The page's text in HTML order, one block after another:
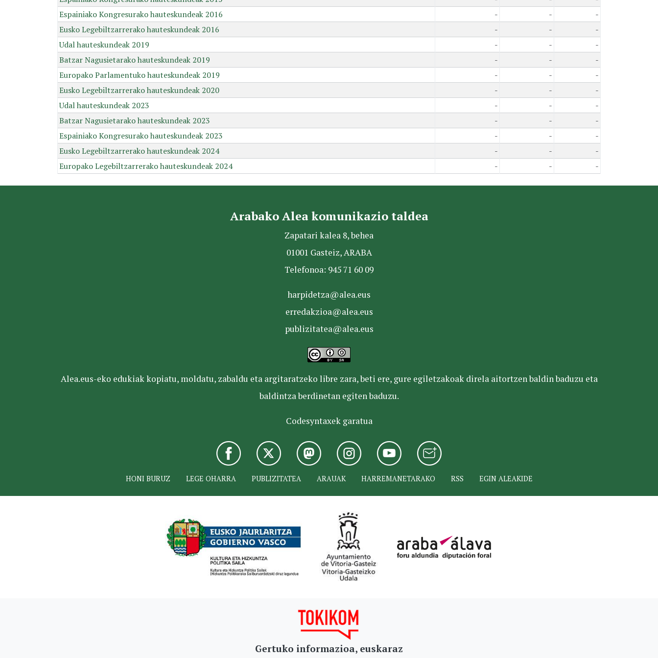
Espainiako Kongresurako hauteskundeak 2016
- -
-
Eusko Legebiltzarrerako hauteskundeak 2016
- -
-
Udal hauteskundeak 2019
- -
-
Batzar Nagusietarako hauteskundeak 2019
- -
-
Europako Parlamentuko hauteskundeak 2019
- -
-
Eusko Legebiltzarrerako hauteskundeak 2020
- -
-
Udal hauteskundeak 2023
- -
-
Batzar Nagusietarako hauteskundeak 2023
- -
-
Espainiako Kongresurako hauteskundeak 2023
- -
-
Eusko Legebiltzarrerako hauteskundeak 2024
- -
-
Europako Legebiltzarrerako hauteskundeak 2024
- - -
Arabako Alea komunikazio taldea
Zapatari kalea 8, behea
01001 Gasteiz, ARABA
Telefonoa: 945 71 60 09
harpidetza@alea.eus
erredakzioa@alea.eus
publizitatea@alea.eus
Alea.eus-eko edukiak kopiatu, moldatu, zabaldu eta argitaratzeko libre zara, beti ere, gure egiletzakoak direla aitortzen baldin baduzu eta
baldintza berdinetan egiten baduzu.
Codesyntaxek garatua
HONI BURUZ LEGE OHARRA PUBLIZITATEA ARAUAK HARREMANETARAKO RSS EGIN ALEAKIDE
Gertuko informazioa, euskaraz